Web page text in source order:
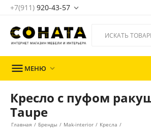
+7(911) 920-43-57 
 МЕНЮ 
Кресло с пуфом
Taupe
Главная / Бренды / Mak-interior / Кресла /